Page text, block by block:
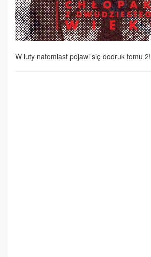
W luty natomiast pojawi się dodruk tomu 2!